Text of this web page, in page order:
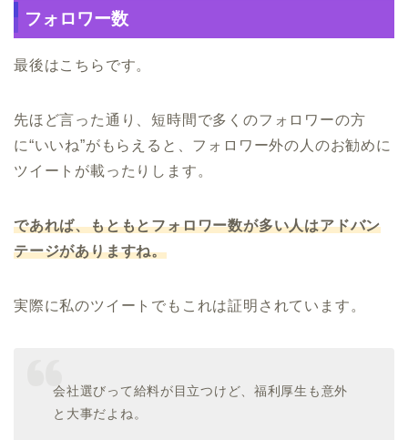
フォロワー数
最後はこちらです。
先ほど言った通り、短時間で多くのフォロワーの方
に“いいね”がもらえると、フォロワー外の人のお勧めに
ツイートが載ったりします。
であれば、もともとフォロワー数が多い人はアドバン
テージがありますね。
実際に私のツイートでもこれは証明されています。
会社選びって給料が目立つけど、福利厚生も意外
と大事だよね。